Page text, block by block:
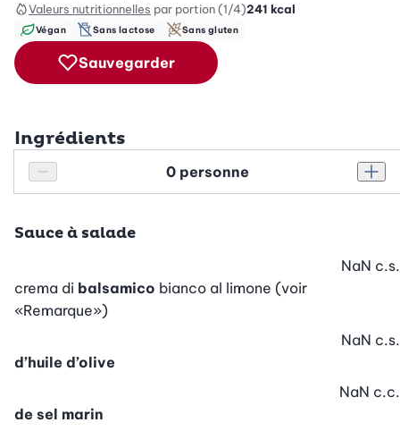
Valeurs nutritionnelles par portion (1/4)241 kcal
Végan Sans lactose Sans gluten
Sauvegarder
Ingrédients
Réduire le nombre de personnes
Personnes
Sauce à salade
crema di balsamico bianco al limone (voir
«Remarque»)
NaN c.s.
d’huile d’olive
NaN c.s.
de sel marin
NaN c.c.